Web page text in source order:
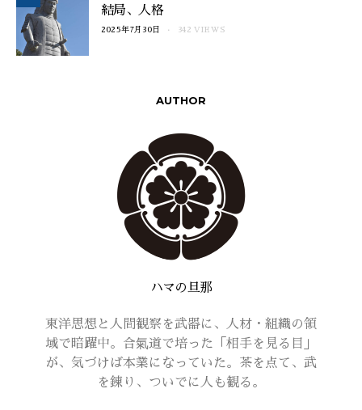
結局、人格
2025年7月30日 342 VIEWS
AUTHOR
ハマの旦那
東洋思想と人間観察を武器に、人材・組織の領
域で暗躍中。合氣道で培った「相手を見る目」
が、気づけば本業になっていた。茶を点て、武
を錬り、ついでに人も観る。